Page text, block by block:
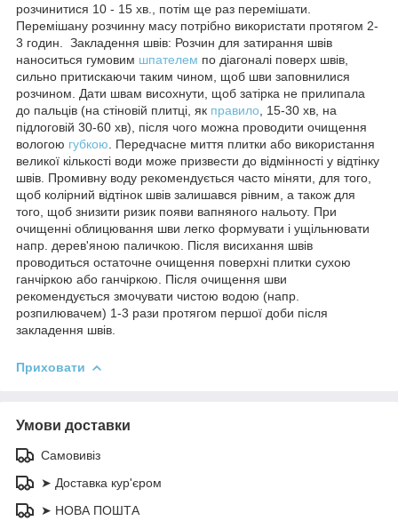
розчинитися 10 - 15 хв., потім ще раз перемішати.
Перемішану розчинну масу потрібно використати протягом 2-
3 годин. Закладення швів: Розчин для затирання швів
наноситься гумовим шпателем по діагоналі поверх швів,
сильно притискаючи таким чином, щоб шви заповнилися
розчином. Дати швам висохнути, щоб затірка не прилипала
до пальців (на стіновій плитці, як правило , 15-30 хв, на
підлоговій 30-60 хв), після чого можна проводити очищення
вологою губкою . Передчасне миття плитки або використання
великої кількості води може призвести до відмінності у відтінку
швів. Промивну воду рекомендується часто міняти, для того,
щоб колірний відтінок швів залишався рівним, а також для
того, щоб знизити ризик появи вапняного нальоту. При
очищенні облицювання шви легко формувати і ущільнювати
напр. дерев'яною паличкою. Після висихання швів
проводиться остаточне очищення поверхні плитки сухою
ганчіркою або ганчіркою. Після очищення шви
рекомендується змочувати чистою водою (напр.
розпилювачем) 1-3 рази протягом першої доби після
закладення швів.
Приховати
Умови доставки
Самовивіз
➤ Доставка кур'єром
➤ НОВА ПОШТА